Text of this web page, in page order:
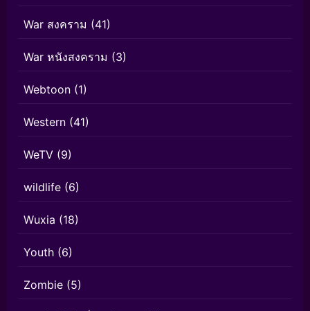
War สงคราม (41)
War หนังสงคราม (3)
Webtoon (1)
Western (41)
WeTV (9)
wildlife (6)
Wuxia (18)
Youth (6)
Zombie (5)